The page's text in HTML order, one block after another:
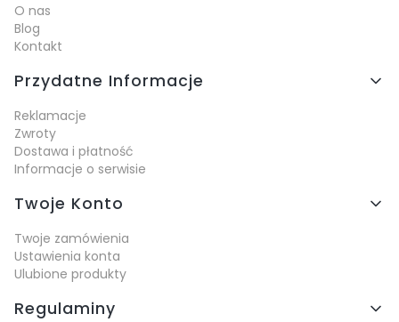
O nas
Blog
Kontakt
Przydatne Informacje
Reklamacje
Zwroty
Dostawa i płatność
Informacje o serwisie
Twoje Konto
Twoje zamówienia
Ustawienia konta
Ulubione produkty
Regulaminy